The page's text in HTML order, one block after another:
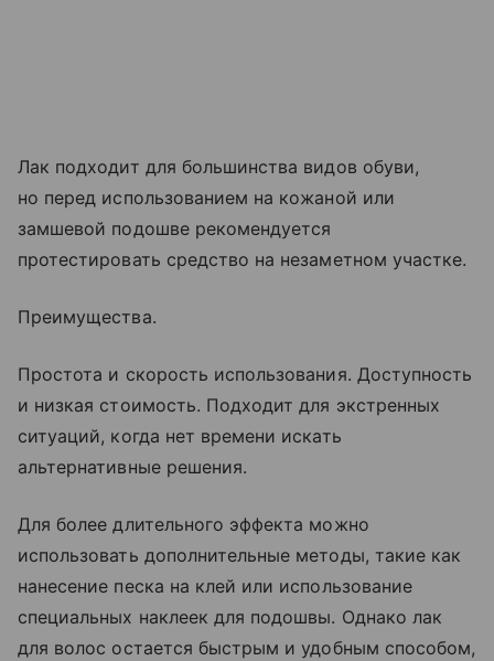
Лак подходит для большинства видов обуви,
но перед использованием на кожаной или
замшевой подошве рекомендуется
протестировать средство на незаметном участке.
Преимущества.
Простота и скорость использования. Доступность
и низкая стоимость. Подходит для экстренных
ситуаций, когда нет времени искать
альтернативные решения.
Для более длительного эффекта можно
использовать дополнительные методы, такие как
нанесение песка на клей или использование
специальных наклеек для подошвы. Однако лак
для волос остается быстрым и удобным способом,